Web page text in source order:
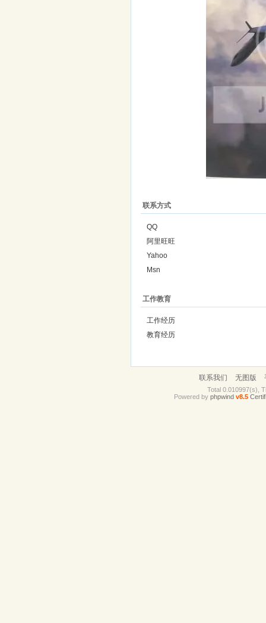
联系方式
QQ
阿里旺旺
Yahoo
Msn
工作教育
工作经历
教育经历
联系我们 无图版
Total 0.010997(s),
Powered by phpwind v8.5